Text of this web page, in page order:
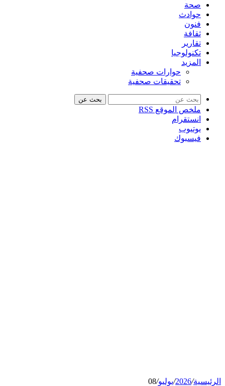
صحة
حوادث
فنون
ثقافة
تقارير
تكنولوجيا
المزيد
حوارات صحفية
تحقيقات صحفية
بحث عن
ملخص الموقع RSS
انستقرام
يوتيوب
فيسبوك
الرئيسية/
2026
/يوليو/
08